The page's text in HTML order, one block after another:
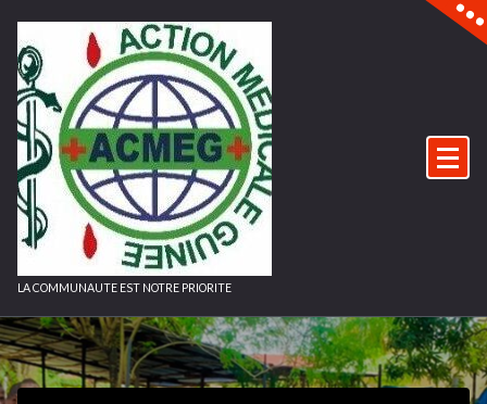
contenu
LA COMMUNAUTE EST NOTRE PRIORITE